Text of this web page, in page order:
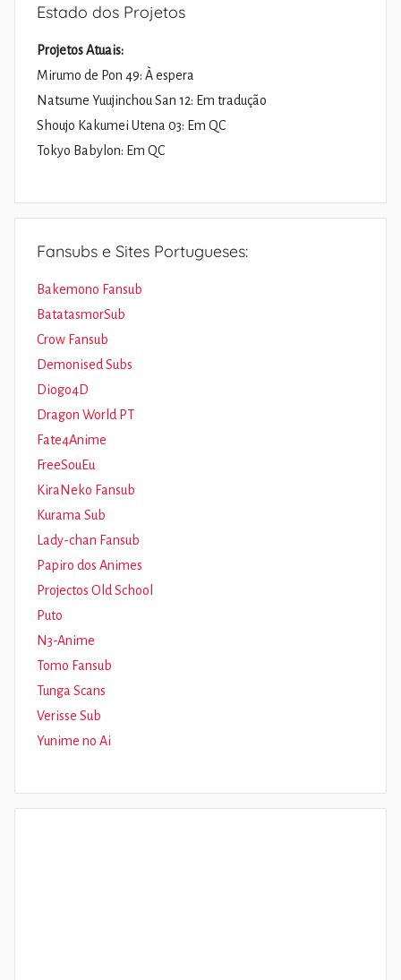
Estado dos Projetos
Projetos Atuais:
Mirumo de Pon 49: À espera
Natsume Yuujinchou San 12: Em tradução
Shoujo Kakumei Utena 03: Em QC
Tokyo Babylon: Em QC
Fansubs e Sites Portugueses:
Bakemono Fansub
BatatasmorSub
Crow Fansub
Demonised Subs
Diogo4D
Dragon World PT
Fate4Anime
FreeSouEu
KiraNeko Fansub
Kurama Sub
Lady-chan Fansub
Papiro dos Animes
Projectos Old School
Puto
N3-Anime
Tomo Fansub
Tunga Scans
Verisse Sub
Yunime no Ai